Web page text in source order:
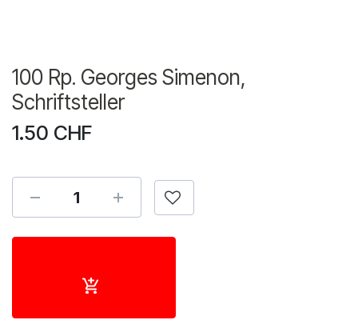
100 Rp. Georges Simenon,
Schriftsteller
1.50 CHF